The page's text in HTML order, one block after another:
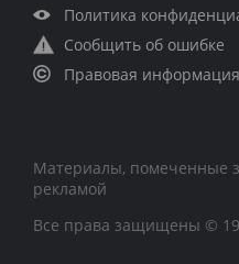
Политика
Сообщить об ошибке
Правовая информация
Материалы, помеченные
рекламой
Все права защищены ©